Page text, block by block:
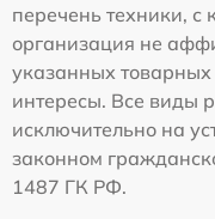
перечень техники,
организация не
указанных товарных
интересы. Все виды
исключительно на
законном
1487 ГК РФ.